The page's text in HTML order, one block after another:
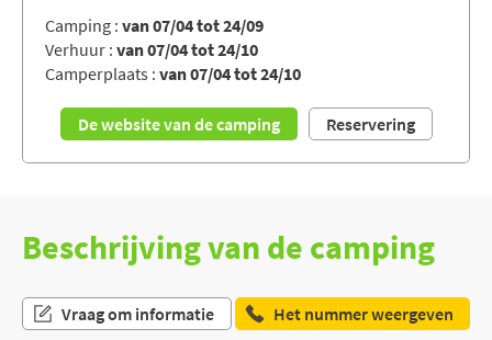
Camping : van 07/04 tot 24/09
Verhuur : van 07/04 tot 24/10
Camperplaats : van 07/04 tot 24/10
De website van de camping Reservering
Beschrijving van de camping
Vraag om informatie
Het nummer weergeven